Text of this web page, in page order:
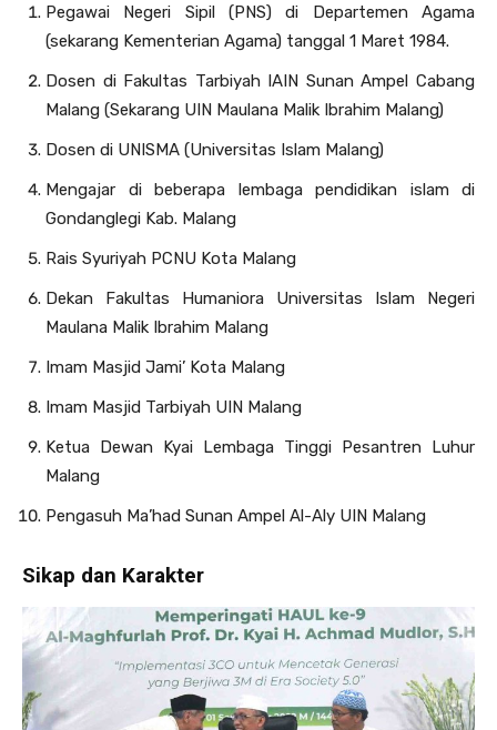
Pegawai Negeri Sipil (PNS) di Departemen Agama
(sekarang Kementerian Agama) tanggal 1 Maret 1984.
Dosen di Fakultas Tarbiyah IAIN Sunan Ampel Cabang
Malang (Sekarang UIN Maulana Malik Ibrahim Malang)
Dosen di UNISMA (Universitas Islam Malang)
Mengajar di beberapa lembaga pendidikan islam di
Gondanglegi Kab. Malang
Rais Syuriyah PCNU Kota Malang
Dekan Fakultas Humaniora Universitas Islam Negeri
Maulana Malik Ibrahim Malang
Imam Masjid Jami’ Kota Malang
Imam Masjid Tarbiyah UIN Malang
Ketua Dewan Kyai Lembaga Tinggi Pesantren Luhur
Malang
Pengasuh Ma’had Sunan Ampel Al-Aly UIN Malang
Sikap dan Karakter